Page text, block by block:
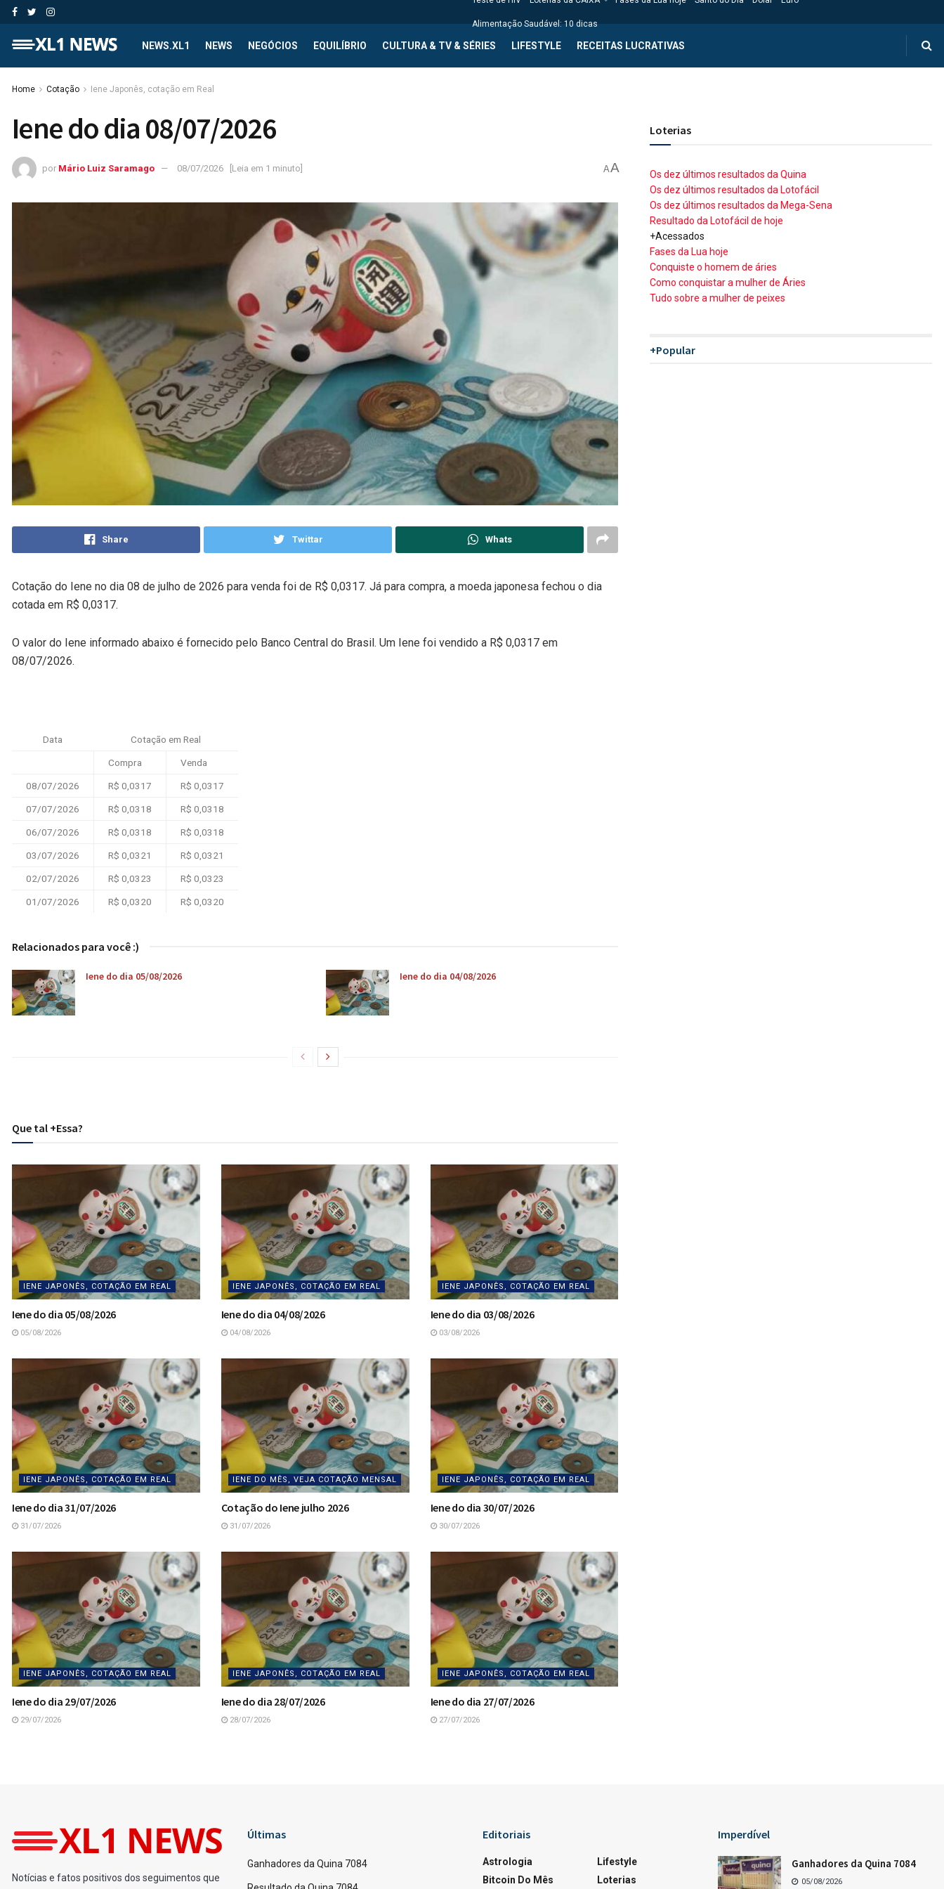
Alimentação Saudável: 10 dicas
NEWS.XL1 NEWS NEGÓCIOS EQUILÍBRIO CULTURA & TV & SÉRIES LIFESTYLE RECEITAS LUCRATIVAS
Home Cotação Iene Japonês, cotação em Real
Iene do dia 08/07/2026
por Mário Luiz Saramago 08/07/2026 [Leia em 1 minuto] AA
Share Twittar Whats
Cotação do Iene no dia 08 de julho de 2026 para venda foi de R$ 0,0317. Já para compra, a moeda japonesa fechou o dia
cotada em R$ 0,0317.
O valor do Iene informado abaixo é fornecido pelo Banco Central do Brasil. Um Iene foi vendido a R$ 0,0317 em
08/07/2026.
Data Cotação em Real
Compra Venda
08/07/2026 R$ 0,0317 R$ 0,0317
07/07/2026 R$ 0,0318 R$ 0,0318
06/07/2026 R$ 0,0318 R$ 0,0318
03/07/2026 R$ 0,0321 R$ 0,0321
02/07/2026 R$ 0,0323 R$ 0,0323
01/07/2026 R$ 0,0320 R$ 0,0320
Relacionados para você :)
Iene do dia 05/08/2026 Iene do dia 04/08/2026
Que tal +Essa?
IENE JAPONÊS, COTAÇÃO EM REAL
Iene do dia 05/08/2026
05/08/2026
IENE JAPONÊS, COTAÇÃO EM REAL
Iene do dia 04/08/2026
04/08/2026
IENE JAPONÊS, COTAÇÃO EM REAL
Iene do dia 03/08/2026
03/08/2026
IENE JAPONÊS, COTAÇÃO EM REAL
Iene do dia 31/07/2026
31/07/2026
IENE DO MÊS, VEJA COTAÇÃO MENSAL
Cotação do Iene julho 2026
31/07/2026
IENE JAPONÊS, COTAÇÃO EM REAL
Iene do dia 30/07/2026
30/07/2026
IENE JAPONÊS, COTAÇÃO EM REAL
Iene do dia 29/07/2026
29/07/2026
IENE JAPONÊS, COTAÇÃO EM REAL
Iene do dia 28/07/2026
28/07/2026
IENE JAPONÊS, COTAÇÃO EM REAL
Iene do dia 27/07/2026
27/07/2026
Loterias
Os dez últimos resultados da Quina
Os dez últimos resultados da Lotofácil
Os dez últimos resultados da Mega-Sena
Resultado da Lotofácil de hoje
+Acessados
Fases da Lua hoje
Conquiste o homem de áries
Como conquistar a mulher de Áries
Tudo sobre a mulher de peixes
+Popular
Home Loterias